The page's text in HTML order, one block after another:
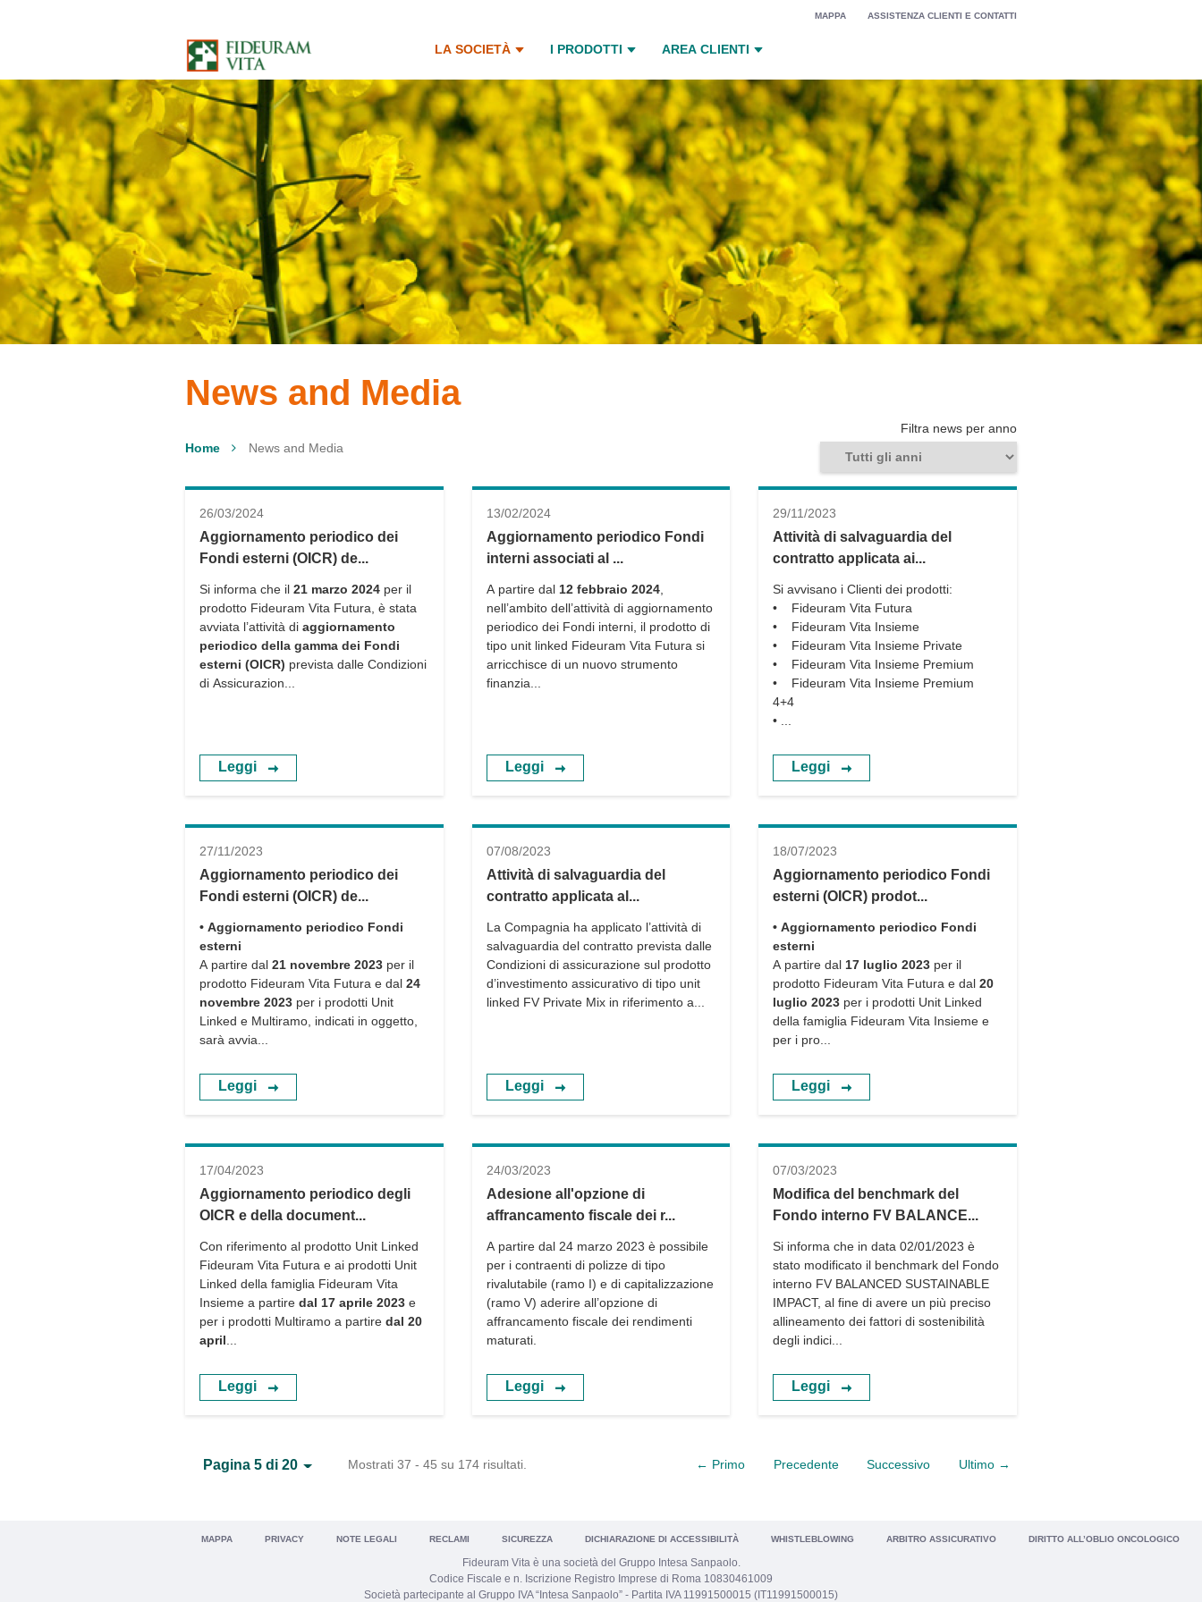
MAPPA ASSISTENZA CLIENTI E CONTATTI
LA SOCIETÀ I PRODOTTI AREA CLIENTI
News and Media
Home News and Media
Filtra news per anno
26/03/2024
Aggiornamento periodico dei
Fondi esterni (OICR) de...
Si informa che il 21 marzo 2024 per il
prodotto Fideuram Vita Futura, è stata
avviata l’attività di aggiornamento
periodico della gamma dei Fondi
esterni (OICR) prevista dalle Condizioni
di Assicurazion...
Leggi
13/02/2024
Aggiornamento periodico Fondi
interni associati al ...
A partire dal 12 febbraio 2024,
nell’ambito dell’attività di aggiornamento
periodico dei Fondi interni, il prodotto di
tipo unit linked Fideuram Vita Futura si
arricchisce di un nuovo strumento
finanzia...
Leggi
29/11/2023
Attività di salvaguardia del
contratto applicata ai...
Si avvisano i Clienti dei prodotti:
• Fideuram Vita Futura
• Fideuram Vita Insieme
• Fideuram Vita Insieme Private
• Fideuram Vita Insieme Premium
• Fideuram Vita Insieme Premium
4+4
• ...
Leggi
27/11/2023
Aggiornamento periodico dei
Fondi esterni (OICR) de...
• Aggiornamento periodico Fondi
esterni
A partire dal 21 novembre 2023 per il
prodotto Fideuram Vita Futura e dal 24
novembre 2023 per i prodotti Unit
Linked e Multiramo, indicati in oggetto,
sarà avvia...
Leggi
07/08/2023
Attività di salvaguardia del
contratto applicata al...
La Compagnia ha applicato l’attività di
salvaguardia del contratto prevista dalle
Condizioni di assicurazione sul prodotto
d’investimento assicurativo di tipo unit
linked FV Private Mix in riferimento a...
Leggi
18/07/2023
Aggiornamento periodico Fondi
esterni (OICR) prodot...
• Aggiornamento periodico Fondi
esterni
A partire dal 17 luglio 2023 per il
prodotto Fideuram Vita Futura e dal20
luglio 2023 per i prodotti Unit Linked
della famiglia Fideuram Vita Insieme e
per i pro...
Leggi
17/04/2023
Aggiornamento periodico degli
OICR e della document...
Con riferimento al prodotto Unit Linked
Fideuram Vita Futura e ai prodotti Unit
Linked della famiglia Fideuram Vita
Insieme a partire dal 17 aprile 2023 e
per i prodotti Multiramo a partire dal 20
april
Leggi
24/03/2023
Adesione all'opzione di
affrancamento fiscale dei r...
A partire dal 24 marzo 2023 è possibile
per i contraenti di polizze di tipo
rivalutabile (ramo I) e di capitalizzazione
(ramo V) aderire all’opzione di
affrancamento fiscale dei rendimenti
maturati.
Leggi
07/03/2023
Modifica del benchmark del
Fondo interno FV BALANCE...
Si informa che in data 02/01/2023 è
stato modificato il benchmark del Fondo
interno FV BALANCED SUSTAINABLE
IMPACT, al fine di avere un più preciso
allineamento dei fattori di sostenibilità
degli indici...
Leggi
Pagina 5 di 20 Mostrati 37 - 45 su 174 risultati. ← Primo Precedente Successivo Ultimo →
MAPPA PRIVACY NOTE LEGALI RECLAMI SICUREZZA DICHIARAZIONE DI ACCESSIBILITÀ WHISTLEBLOWING ARBITRO ASSICURATIVO DIRITTO ALL’OBLIO ONCOLOGICO
Fideuram Vita è una società del Gruppo Intesa Sanpaolo.
Codice Fiscale e n. Iscrizione Registro Imprese di Roma 10830461009
Società partecipante al Gruppo IVA “Intesa Sanpaolo” - Partita IVA 11991500015 (IT11991500015)